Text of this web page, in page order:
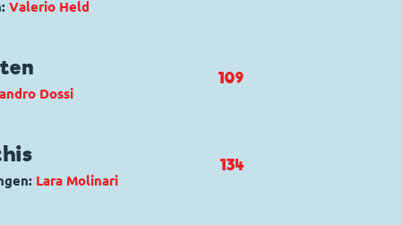
dell’opera
Valerio Held
, Pluto
laguna rosa
Dossi
Duck
109
Lara Molinari
134